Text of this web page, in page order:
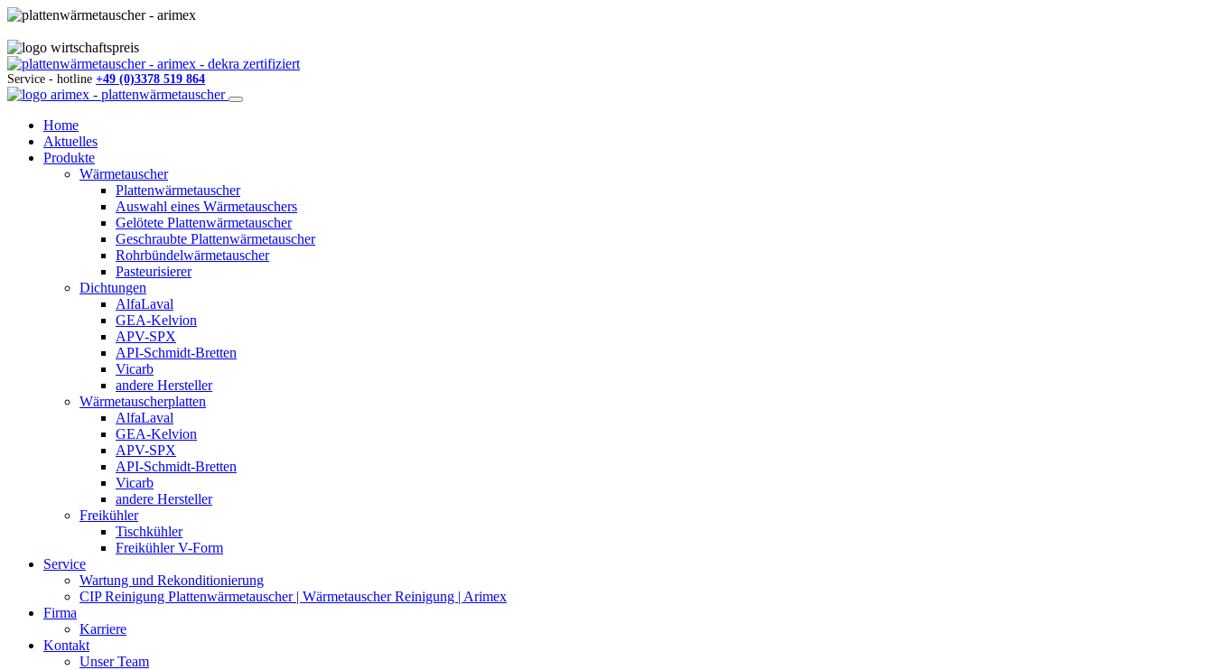
Service - hotline +49 (0)3378 519 864
Home
Aktuelles
Produkte
Wärmetauscher
Plattenwärmetauscher
Auswahl eines Wärmetauschers
Gelötete Plattenwärmetauscher
Geschraubte Plattenwärmetauscher
Rohrbündelwärmetauscher
Pasteurisierer
Dichtungen
AlfaLaval
GEA-Kelvion
APV-SPX
API-Schmidt-Bretten
Vicarb
andere Hersteller
Wärmetauscherplatten
AlfaLaval
GEA-Kelvion
APV-SPX
API-Schmidt-Bretten
Vicarb
andere Hersteller
Freikühler
Tischkühler
Freikühler V-Form
Service
Wartung und Rekonditionierung
CIP Reinigung Plattenwärmetauscher | Wärmetauscher Reinigung | Arimex
Firma
Karriere
Kontakt
Unser Team